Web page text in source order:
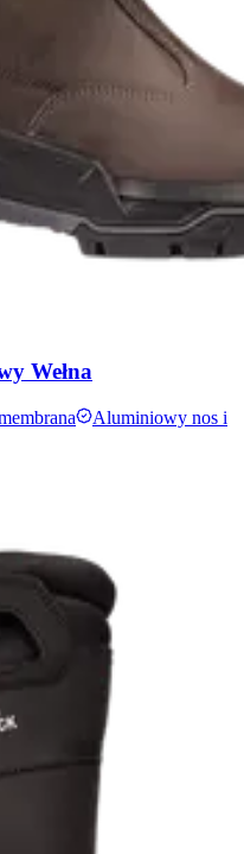
Wełna
Aluminiowy nos i